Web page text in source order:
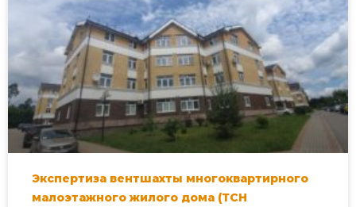
Экспертиза вентшахты многоквартирного
малоэтажного жилого дома (ТСН